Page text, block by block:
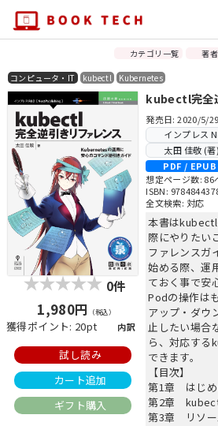
カテゴリ一覧 著
コンピュータ・IT kubectl Kubernetes
0件
1,980円 （税込）
獲得ポイント: 20pt 内訳
試し読み
カート追加
ギフト購入
kubectl完全
発売日: 2020/5/29
インプレス
太田 佳敬 (著)
PDF / EPUB
想定ページ数: 86
ISBN:
全文検索: 対応
本書は
際にやりたい
ファレンスガ
始める際、運
ておく事で安
Podの操作は
アップ・ダウ
止したい場合
ら、対応する
できます。
【目次】
第1章 はじ
第2章
第3章 リソー